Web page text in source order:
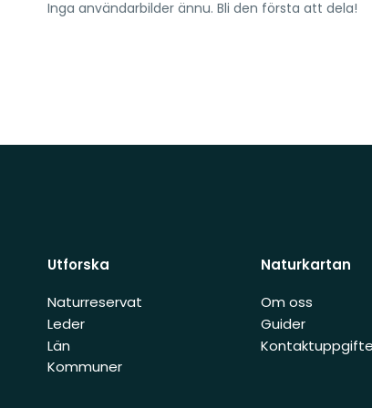
Inga användarbilder ännu. Bli den första att dela!
Utforska
Naturreservat
Leder
Län
Kommuner
Naturkartan
Om oss
Guider